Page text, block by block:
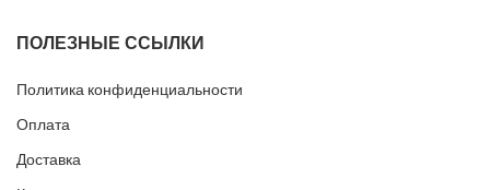
ПОЛЕЗНЫЕ ССЫЛКИ
Политика конфиденциальности
Оплата
Доставка